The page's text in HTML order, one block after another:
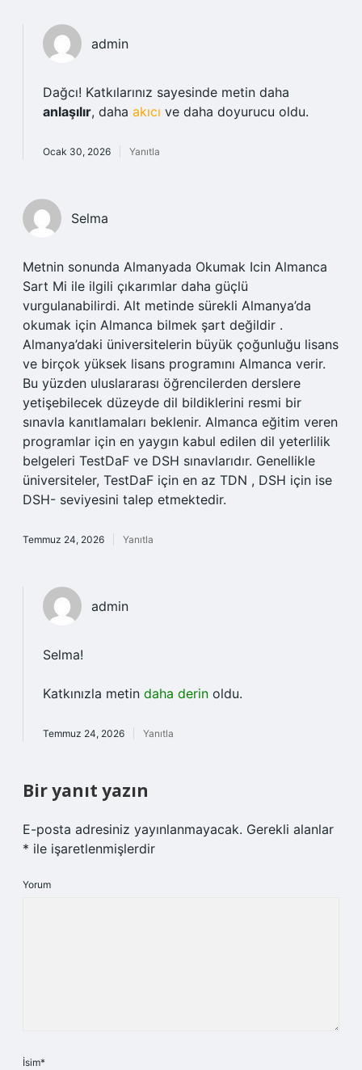
admin
Dağcı! Katkılarınız sayesinde metin daha
anlaşılır, daha akıcı ve daha doyurucu oldu.
Ocak 30, 2026 Yanıtla
Selma
Metnin sonunda Almanyada Okumak Icin Almanca
Sart Mi ile ilgili çıkarımlar daha güçlü
vurgulanabilirdi. Alt metinde sürekli Almanya’da
okumak için Almanca bilmek şart değildir .
Almanya’daki üniversitelerin büyük çoğunluğu lisans
ve birçok yüksek lisans programını Almanca verir.
Bu yüzden uluslararası öğrencilerden derslere
yetişebilecek düzeyde dil bildiklerini resmi bir
sınavla kanıtlamaları beklenir. Almanca eğitim veren
programlar için en yaygın kabul edilen dil yeterlilik
belgeleri TestDaF ve DSH sınavlarıdır. Genellikle
üniversiteler, TestDaF için en az TDN , DSH için ise
DSH- seviyesini talep etmektedir.
Temmuz 24, 2026 Yanıtla
admin
Selma!
Katkınızla metin daha derin oldu.
Temmuz 24, 2026 Yanıtla
Bir yanıt yazın
E-posta adresiniz yayınlanmayacak. Gerekli alanlar
* ile işaretlenmişlerdir
Yorum
İsim*